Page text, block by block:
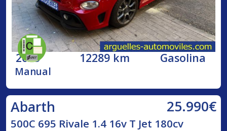
2023 12289 km Gasolina
Manual
Abarth 25.990€
500C 695 Rivale 1.4 16v T Jet 180cv